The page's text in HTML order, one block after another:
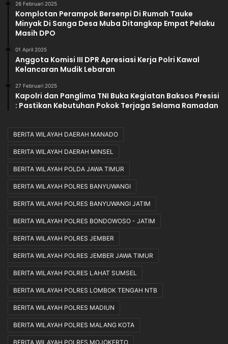
26 Februari 2025
Komplotan Perampok Bersenpi Di Rumah Tauke
Minyak Di Sanga Desa Muba Ditangkap Empat Pelaku
Masih DPO
01 April 2025
Anggota Komisi III DPR Apresiasi Kerja Polri Kawal
Kelancaran Mudik Lebaran
27 Februari 2025
Kapolri dan Panglima TNI Buka Kegiatan Baksos Presisi
: Pastikan Kebutuhan Pokok Terjaga Selama Ramadan
BERITA WILAYAH DAERAH MANADO
BERITA WILAYAH DAERAH MINSEL
BERITA WILAYAH POLDA JAWA TIMUR
BERITA WILAYAH POLRES BANYUWANGI
BERITA WILAYAH POLRES BANYUWANGI JATIM
BERITA WILAYAH POLRES BONDOWOSO - JATIM
BERITA WILAYAH POLRES JEMBER
BERITA WILAYAH POLRES JEMBER JAWA TIMUR
BERITA WILAYAH POLRES LAHAT SUMSEL
BERITA WILAYAH POLRES LOMBOK TENGAH NTB
BERITA WILAYAH POLRES MADIUN
BERITA WILAYAH POLRES MALANG KOTA
BERITA WILAYAH POLRES MOJOKERTO